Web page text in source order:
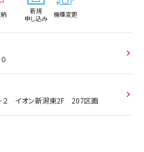
新規
申し込み
機種変更
２ イオン新潟東2F 207区画